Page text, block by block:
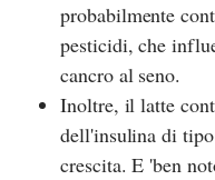
probabilmente
pesticidi, che
cancro al seno.
Inoltre, il latte
dell'insulina di
crescita. E 'ben